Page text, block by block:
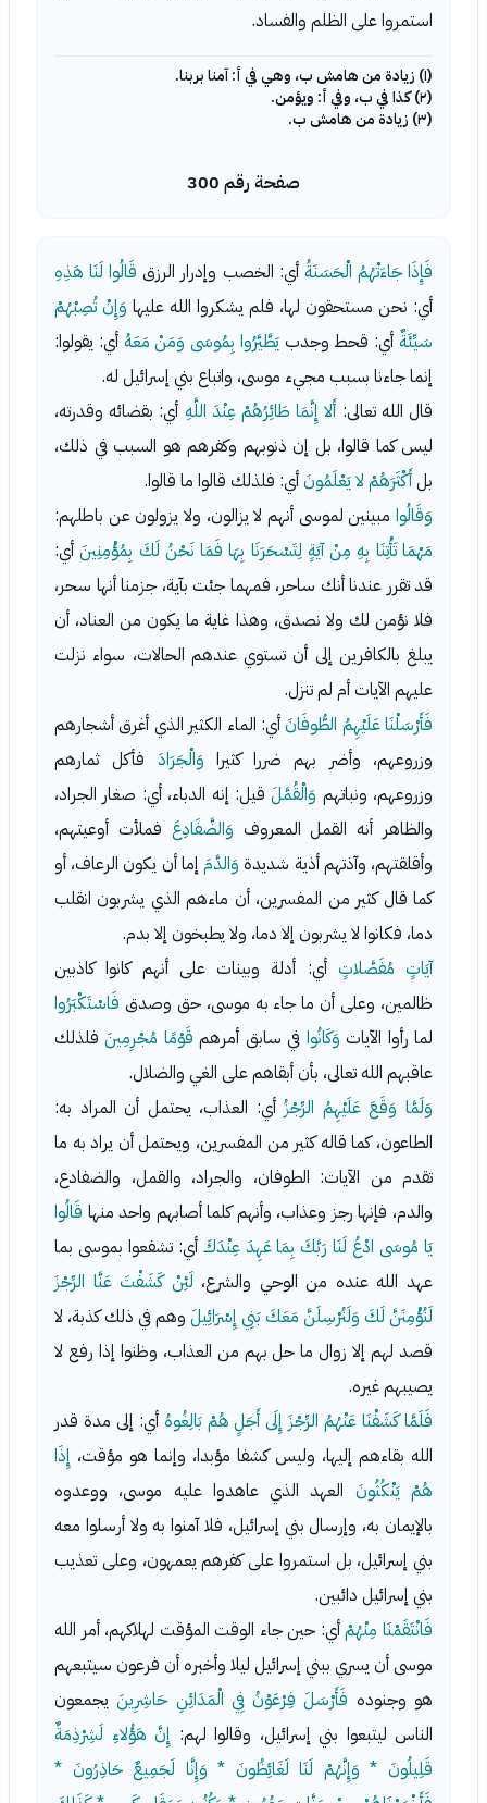
استمروا على الظلم والفساد.
(١) زيادة من هامش ب، وهي في أ: آمنا بربنا.
(٢) كذا في ب، وفي أ: ويؤمن.
(٣) زيادة من هامش ب.
صفحة رقم 300
فَإِذَا جَاءَتْهُمُ الْحَسَنَةُ أي: الخصب وإدرار الرزق قَالُوا لَنَا هَذِهِ
أي: نحن مستحقون لها، فلم يشكروا الله عليها وَإِنْ تُصِبْهُمْ
سَيِّئَةٌ أي: قحط وجدبيَطَّيَّرُوا بِمُوسَى وَمَنْ مَعَهُ أي: يقولوا:
إنما جاءنا بسبب مجيء موسى، واتباع بني إسرائيل له.
قال الله تعالى: أَلا إِنَّمَا طَائِرُهُمْ عِنْدَ اللَّهِ أي: بقضائه وقدرته،
ليس كما قالوا، بل إن ذنوبهم وكفرهم هو السبب في ذلك،
بلأَكْثَرَهُمْ لا يَعْلَمُونَأي: فلذلك قالوا ما قالوا.
وَقَالُوا مبينين لموسى أنهم لا يزالون، ولا يزولون عن باطلهم:
مَهْمَا تَأْتِنَا بِهِ مِنْ آيَةٍ لِتَسْحَرَنَا بِهَا فَمَا نَحْنُ لَكَ بِمُؤْمِنِينَأي:
قد تقرر عندنا أنك ساحر، فمهما جئت بآية، جزمنا أنها سحر،
فلا نؤمن لك ولا نصدق، وهذا غاية ما يكون من العناد، أن
يبلغ بالكافرين إلى أن تستوي عندهم الحالات، سواء نزلت
عليهم الآيات أم لم تنزل.
فَأَرْسَلْنَا عَلَيْهِمُ الطُّوفَانَأي: الماء الكثير الذي أغرق أشجارهم
وزروعهم، وأضر بهم ضررا كثيرا وَالْجَرَادَ فأكل ثمارهم
وزروعهم، ونباتهم وَالْقُمَّلَقيل: إنه الدباء، أي: صغار الجراد،
والظاهر أنه القمل المعروف وَالضَّفَادِعَ فملأت أوعيتهم،
وأقلقتهم، وآذتهم أذية شديدة وَالدَّمَإما أن يكون الرعاف، أو
كما قال كثير من المفسرين، أن ماءهم الذي يشربون انقلب
دما، فكانوا لا يشربون إلا دما، ولا يطبخون إلا بدم.
آيَاتٍ مُفَصَّلاتٍ أي: أدلة وبينات على أنهم كانوا كاذبين
ظالمين، وعلى أن ما جاء به موسى، حق وصدق فَاسْتَكْبَرُوا
لما رأوا الآيات وَكَانُوا في سابق أمرهم قَوْمًا مُجْرِمِينَفلذلك
عاقبهم الله تعالى، بأن أبقاهم على الغي والضلال.
وَلَمَّا وَقَعَ عَلَيْهِمُ الرِّجْزُأي: العذاب، يحتمل أن المراد به:
الطاعون، كما قاله كثير من المفسرين، ويحتمل أن يراد به ما
تقدم من الآيات: الطوفان، والجراد، والقمل، والضفادع،
والدم، فإنها رجز وعذاب، وأنهم كلما أصابهم واحد منها قَالُوا
يَا مُوسَى ادْعُ لَنَا رَبَّكَ بِمَا عَهِدَ عِنْدَكَ أي: تشفعوا بموسى بما
عهد الله عنده من الوحي والشرع، لَئِنْ كَشَفْتَ عَنَّا الرِّجْزَ
لَنُؤْمِنَنَّ لَكَ وَلَنُرْسِلَنَّ مَعَكَ بَنِي إِسْرَائِيلَ وهم في ذلك كذبة، لا
قصد لهم إلا زوال ما حل بهم من العذاب، وظنوا إذا رفع لا
يصيبهم غيره.
فَلَمَّا كَشَفْنَا عَنْهُمُ الرِّجْزَ إِلَى أَجَلٍ هُمْ بَالِغُوهُ أي: إلى مدة قدر
الله بقاءهم إليها، وليس كشفا مؤبدا، وإنما هو مؤقت، إِذَا
هُمْ يَنْكُثُونَ العهد الذي عاهدوا عليه موسى، ووعدوه
بالإيمان به، وإرسال بني إسرائيل، فلا آمنوا به ولا أرسلوا معه
بني إسرائيل، بل استمروا على كفرهم يعمهون، وعلى تعذيب
بني إسرائيل دائبين.
فَانْتَقَمْنَا مِنْهُمْأي: حين جاء الوقت المؤقت لهلاكهم، أمر الله
موسى أن يسري ببني إسرائيل ليلا وأخبره أن فرعون سيتبعهم
هو وجنوده فَأَرْسَلَ فِرْعَوْنُ فِي الْمَدَائِنِ حَاشِرِينَيجمعون
الناس ليتبعوا بني إسرائيل، وقالوا لهم: إِنَّ هَؤُلاءِ لَشِرْذِمَةٌ
قَلِيلُونَ * وَإِنَّهُمْ لَنَا لَغَائِظُونَ * وَإِنَّا لَجَمِيعٌ حَاذِرُونَ *